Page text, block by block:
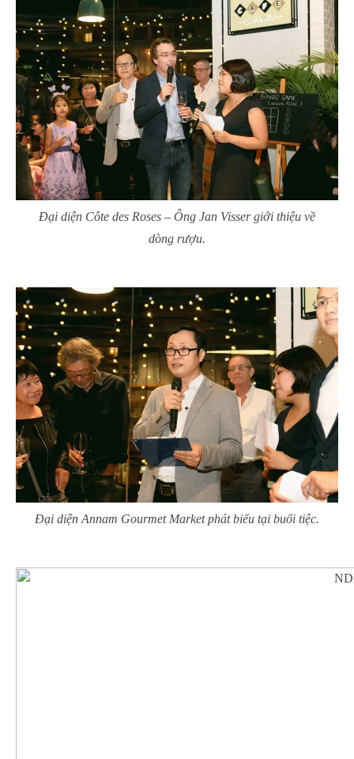
Đại diện Côte des Roses – Ông Jan Visser giới thiệu về
dòng rượu.
Đại diện Annam Gourmet Market phát biểu tại buổi tiệc.